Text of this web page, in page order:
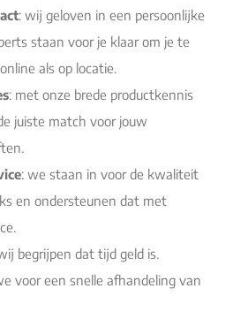
: wij geloven in een persoonlijke
staan voor je klaar om je te
als op locatie.
: met onze brede productkennis
juiste match voor jouw
: we staan in voor de kwaliteit
en ondersteunen dat met
begrijpen dat tijd geld is.
voor een snelle afhandeling van